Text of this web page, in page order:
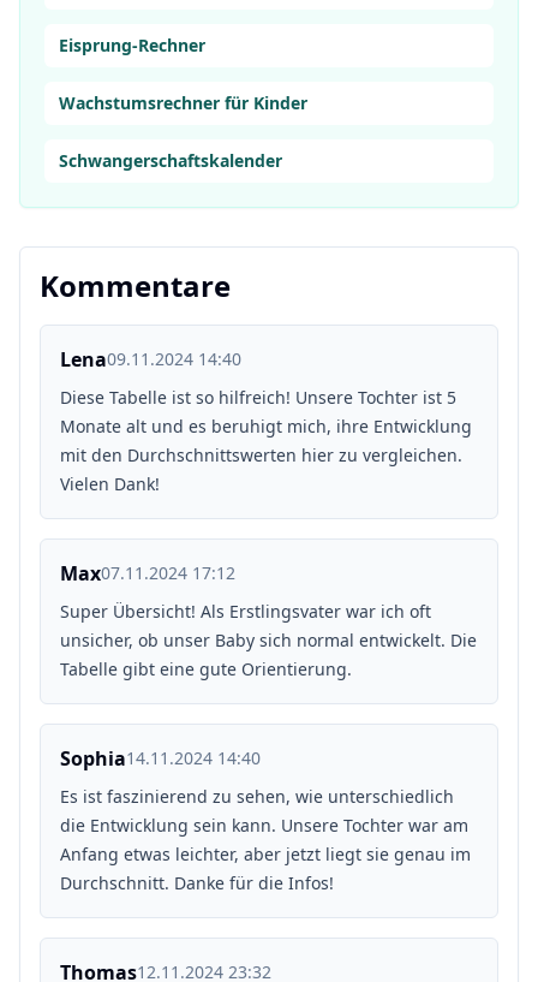
Eisprung-Rechner
Wachstumsrechner für Kinder
Schwangerschaftskalender
Kommentare
Lena09.11.2024 14:40
Diese Tabelle ist so hilfreich! Unsere Tochter ist 5
Monate alt und es beruhigt mich, ihre Entwicklung
mit den Durchschnittswerten hier zu vergleichen.
Vielen Dank!
Max07.11.2024 17:12
Super Übersicht! Als Erstlingsvater war ich oft
unsicher, ob unser Baby sich normal entwickelt. Die
Tabelle gibt eine gute Orientierung.
Sophia14.11.2024 14:40
Es ist faszinierend zu sehen, wie unterschiedlich
die Entwicklung sein kann. Unsere Tochter war am
Anfang etwas leichter, aber jetzt liegt sie genau im
Durchschnitt. Danke für die Infos!
Thomas12.11.2024 23:32